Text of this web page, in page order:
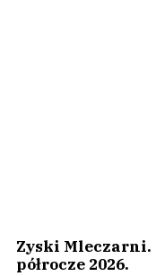
Zyski
półrocze 2026.